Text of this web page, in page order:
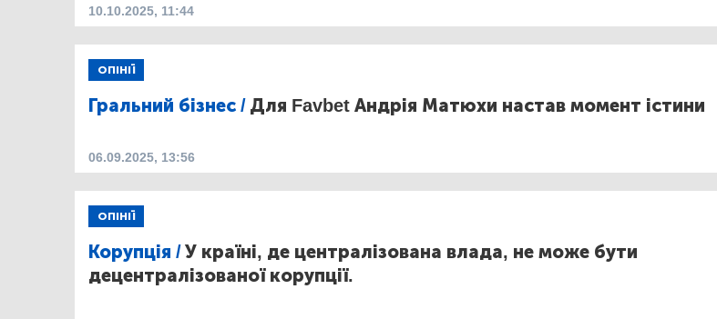
10.10.2025, 11:44
ОПІНІЇ
Гральний бізнес / Для Favbet Андрія Матюхи настав момент істини
06.09.2025, 13:56
ОПІНІЇ
Корупція /У країні, де централізована влада, не може бути
децентралізованої корупції.